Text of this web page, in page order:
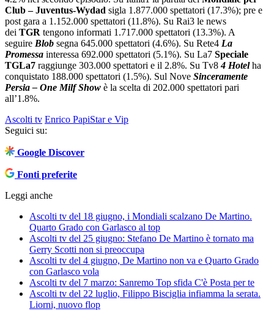
Club – Juventus-Wydad sigla 1.877.000 spettatori (17.3%); pre e
post gara a 1.152.000 spettatori (11.8%). Su Rai3 le news
dei TGR tengono informati 1.717.000 spettatori (13.3%). A
seguire Blob segna 645.000 spettatori (4.6%). Su Rete4 La
Promessa interessa 692.000 spettatori (5.1%). Su La7 Speciale
TGLa7 raggiunge 303.000 spettatori e il 2.8%. Su Tv84 Hotel ha
conquistato 188.000 spettatori (1.5%). Sul Nove Sinceramente
Persia – One Milf Show è la scelta di 202.000 spettatori pari
all’1.8%.
Ascolti tv Enrico PapiStar e Vip
Seguici su:
Google Discover
Fonti preferite
Leggi anche
Ascolti tv del 18 giugno, i Mondiali scalzano De Martino.
Quarto Grado con Garlasco al top
Ascolti tv del 25 giugno: Stefano De Martino è tornato ma
Gerry Scotti non si preoccupa
Ascolti tv del 4 giugno, De Martino non va e Quarto Grado
con Garlasco vola
Ascolti tv del 7 marzo: Sanremo Top sfida C'è Posta per te
Ascolti tv del 22 luglio, Filippo Bisciglia infiamma la serata.
Liorni, nuovo flop